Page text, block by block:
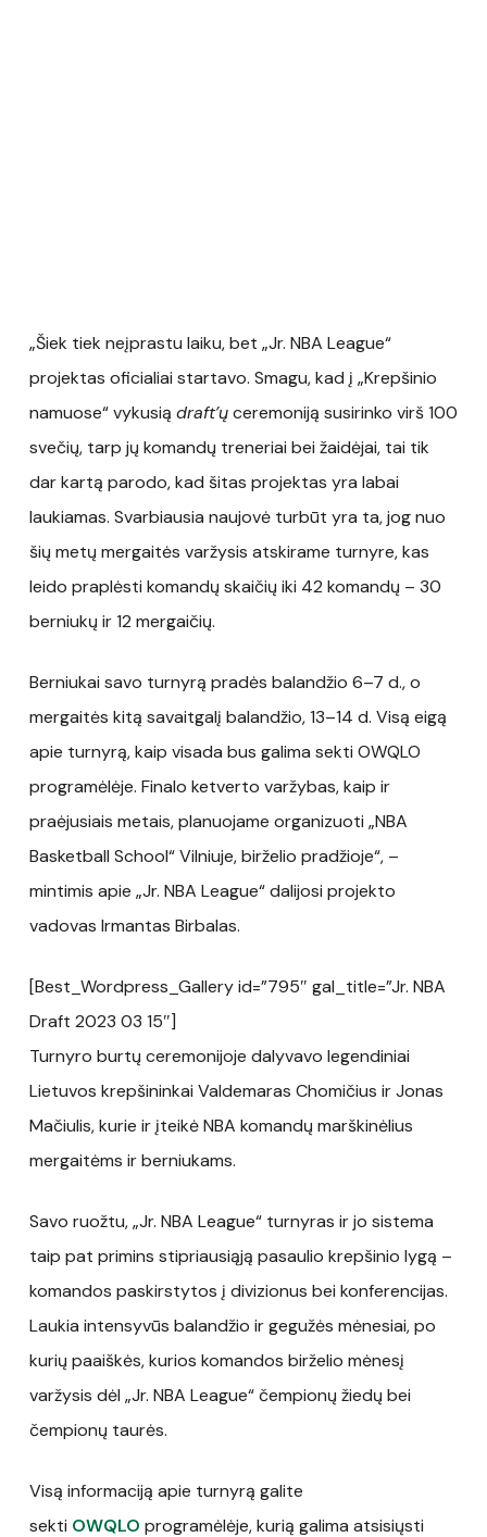
„Šiek tiek neįprastu laiku, bet „Jr. NBA League“
projektas oficialiai startavo. Smagu, kad į „Krepšinio
namuose“ vykusią draft’ųceremoniją susirinko virš 100
svečių, tarp jų komandų treneriai bei žaidėjai, tai tik
dar kartą parodo, kad šitas projektas yra labai
laukiamas. Svarbiausia naujovė turbūt yra ta, jog nuo
šių metų mergaitės varžysis atskirame turnyre, kas
leido praplėsti komandų skaičių iki 42 komandų – 30
berniukų ir 12 mergaičių.
Berniukai savo turnyrą pradės balandžio 6–7 d., o
mergaitės kitą savaitgalį balandžio, 13–14 d. Visą eigą
apie turnyrą, kaip visada bus galima sekti OWQLO
programėlėje. Finalo ketverto varžybas, kaip ir
praėjusiais metais, planuojame organizuoti „NBA
Basketball School“ Vilniuje, birželio pradžioje“, –
mintimis apie „Jr. NBA League“ dalijosi projekto
vadovas Irmantas Birbalas.
[Best_Wordpress_Gallery id=”795″ gal_title=”Jr. NBA
Draft 2023 03 15″]
Turnyro burtų ceremonijoje dalyvavo legendiniai
Lietuvos krepšininkai Valdemaras Chomičius ir Jonas
Mačiulis, kurie ir įteikė NBA komandų marškinėlius
mergaitėms ir berniukams.
Savo ruožtu, „Jr. NBA League“ turnyras ir jo sistema
taip pat primins stipriausiąją pasaulio krepšinio lygą –
komandos paskirstytos į divizionus bei konferencijas.
Laukia intensyvūs balandžio ir gegužės mėnesiai, po
kurių paaiškės, kurios komandos birželio mėnesį
varžysis dėl „Jr. NBA League“ čempionų žiedų bei
čempionų taurės.
Visą informaciją apie turnyrą galite
sekti OWQLO programėlėje, kurią galima atsisiųsti